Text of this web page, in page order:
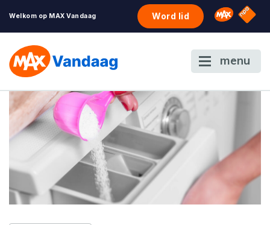
Welkom op MAX Vandaag Word lid Omroep
NPO
menu